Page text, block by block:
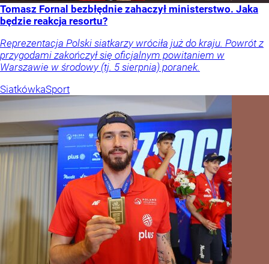
Tomasz Fornal bezbłędnie zahaczył ministerstwo. Jaka
będzie reakcja resortu?
Reprezentacja Polski siatkarzy wróciła już do kraju. Powrót z
przygodami zakończył się oficjalnym powitaniem w
Warszawie w środowy (tj. 5 sierpnia) poranek.
SiatkówkaSport